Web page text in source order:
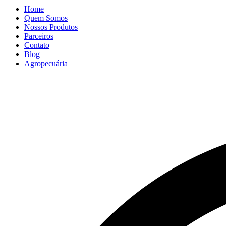
Home
Quem Somos
Nossos Produtos
Parceiros
Contato
Blog
Agropecuária